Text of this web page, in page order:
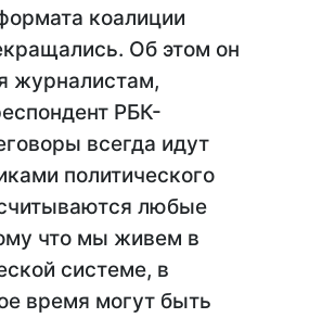
коалиции
Об этом он
журналистам,
РБК-
всегда идут
политического
любые
что мы живем в
системе, в
время могут быть